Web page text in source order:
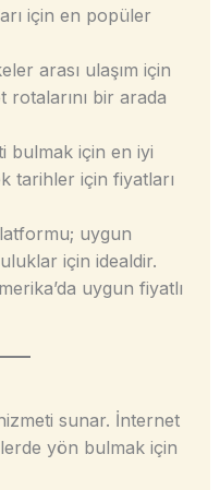
için en popüler
arası ulaşım için
bir arada
bulmak için en iyi
tarihler için fiyatları
uygun
için idealdir.
uygun fiyatlı
sunar. İnternet
yön bulmak için